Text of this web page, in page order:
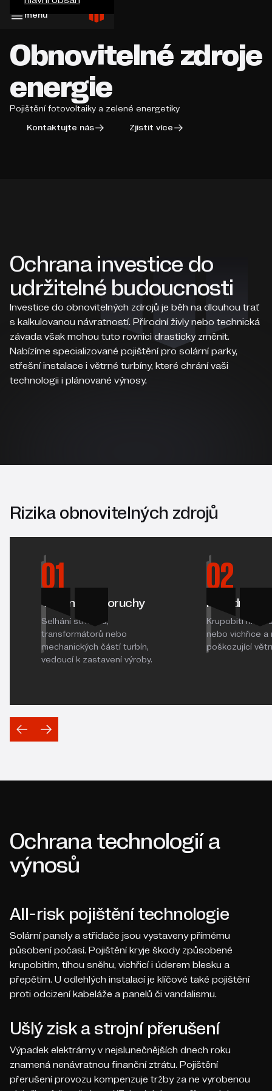
menu
Obnovitelné zdroje
energie
Pojištění fotovoltaiky a zelené energetiky
Kontaktujte nás
Zjistit více
Ochrana investice do
udržitelné budoucnosti
Investice do obnovitelných zdrojů je běh na dlouhou trať
s kalkulovanou návratností. Přírodní živly nebo technická
závada však mohou tuto rovnici drasticky změnit.
Nabízíme specializované pojištění pro solární parky,
střešní instalace i větrné turbíny, které chrání vaši
technologii i plánované výnosy.
Rizika obnovitelných zdrojů
01
Technické poruchy
Selhání střídačů,
transformátorů nebo
mechanických částí turbín,
vedoucí k zastavení výroby.
02
Přírodní
Krupobití ničící
nebo vichřice a
poškozující
Ochrana technologií a
výnosů
All-risk pojištění technologie
Solární panely a střídače jsou vystaveny přímému
působení počasí. Pojištění kryje škody způsobené
krupobitím, tíhou sněhu, vichřicí i úderem blesku a
přepětím. U odlehlých instalací je klíčové také pojištění
proti odcizení kabeláže a panelů či vandalismu.
Ušlý zisk a strojní přerušení
Výpadek elektrárny v nejslunečnějších dnech roku
znamená nenávratnou finanční ztrátu. Pojištění
přerušení provozu kompenzuje tržby za ne vyrobenou